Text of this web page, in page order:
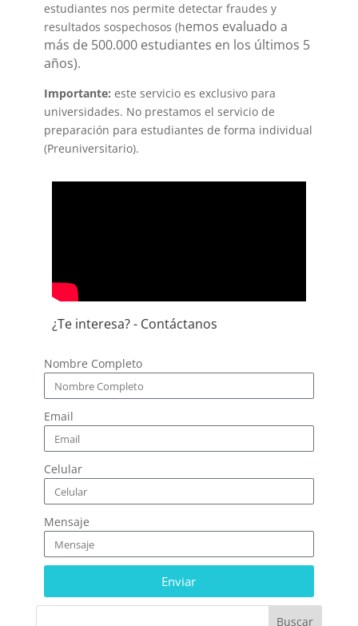
estudiantes nos permite detectar fraudes y
resultados sospechosos (hemos evaluado a
más de 500.000 estudiantes en los últimos 5
años).
Importante: este servicio es exclusivo para
universidades. No prestamos el servicio de
preparación para estudiantes de forma individual
(Preuniversitario).
¿Te interesa? - Contáctanos
Nombre Completo
Email
Celular
Mensaje
Enviar